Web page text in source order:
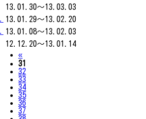
13.01.30～13.03.03
13.01.29～13.02.20
13.01.08～13.02.03
12.12.20～13.01.14
«Previous
31
32
33
34
35
36
37